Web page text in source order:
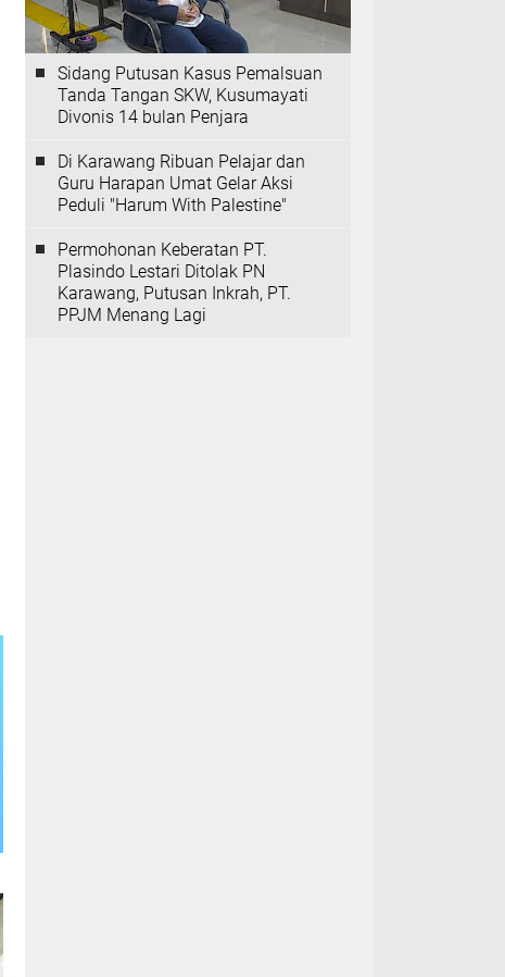
Sidang Putusan Kasus Pemalsuan
Tanda Tangan SKW, Kusumayati
Divonis 14 bulan Penjara
Di Karawang Ribuan Pelajar dan
Guru Harapan Umat Gelar Aksi
Peduli "Harum With Palestine"
Permohonan Keberatan PT.
Plasindo Lestari Ditolak PN
Karawang, Putusan Inkrah, PT.
PPJM Menang Lagi